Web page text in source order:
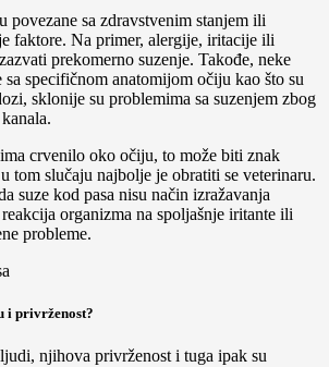
povezane sa zdravstvenim stanjem ili
faktore. Na primer, alergije, iritacije ili
prekomerno suzenje. Takođe, neke
sa specifičnom anatomijom očiju kao što su
sklonije su problemima sa suzenjem zbog
crvenilo oko očiju, to može biti znak
tom slučaju najbolje je obratiti se veterinaru.
suze kod pasa nisu način izražavanja
organizma na spoljašnje iritante ili
probleme.
i privrženost?
njihova privrženost i tuga ipak su